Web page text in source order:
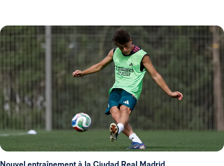
Nouvel entraînement à la Ciudad Real Madrid